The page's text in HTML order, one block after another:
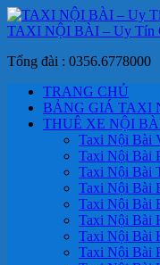
TAXI NỘI BÀI – Uy Tín
Tổng đài : 0356.6778000
TRANG CHỦ
BẢNG GIÁ TAXI
THUÊ XE NỘI
Taxi Nội Bài
Taxi Nội Bài
Taxi Nội Bài
Taxi Nội Bài
Taxi Nội Bài
Taxi Nội Bài
Taxi Nội Bài
Taxi Nội Bài